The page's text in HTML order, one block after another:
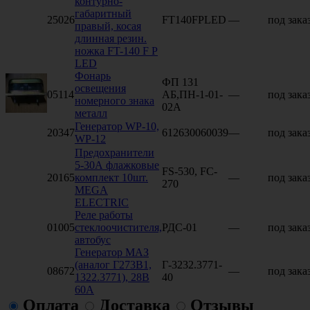
25026
габаритный
правый, косая
длинная резин.
ножка FT-140 F P
LED
FT140FPLED — под
05114
Фонарь
освещения
номерного знака
металл
ФП 131
АБ,ПН-1-01-
02А
— под
20347
Генератор WP-10,
WP-12
612630060039— под
20165
Предохранители
5-30А флажковые
комплект 10шт.
МEGA
ELECTRIC
FS-530, FC-
270
— под
01005
Реле работы
стеклоочистителя,
автобус
РДС-01 — под
08672
Генератор МАЗ
(аналог Г273В1,
1322.3771), 28В
60А
Г-3232.3771-
40
— под
Оплата Доставка Отзывы